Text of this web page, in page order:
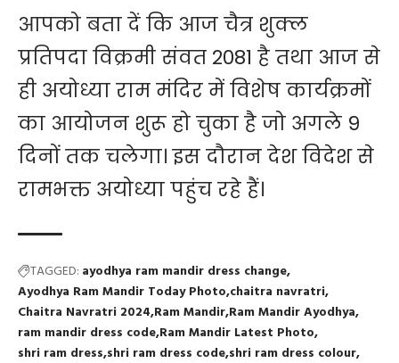
आपको बता दें कि आज चैत्र शुक्ल
प्रतिपदा विक्रमी संवत 2081 है तथा आज से
ही अयोध्या राम मंदिर में विशेष कार्यक्रमों
का आयोजन शुरू हो चुका है जो अगले 9
दिनों तक चलेगा। इस दौरान देश विदेश से
रामभक्त अयोध्या पहुंच रहे हैं।
TAGGED: ayodhya ram mandir dress change
Ayodhya Ram Mandir Today Photo chaitra navratri
Chaitra Navratri 2024 Ram Mandir Ram Mandir Ayodhya
ram mandir dress code Ram Mandir Latest Photo
shri ram dress shri ram dress code shri ram dress colour